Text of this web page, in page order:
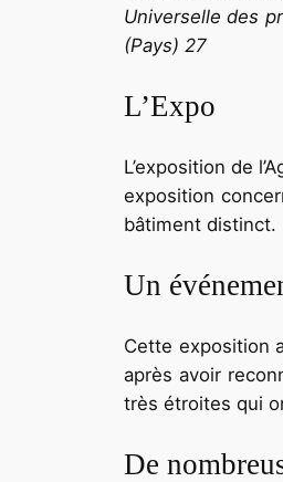
Universelle des
(Pays) 27
L’Expo
L’exposition de
exposition
bâtiment distinct.
Un
Cette exposition
après avoir
très étroites qui
De